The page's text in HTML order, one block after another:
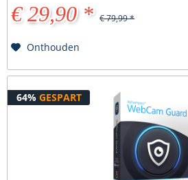
€ 29,90 * € 79,99 *
Onthouden
64% GESPART